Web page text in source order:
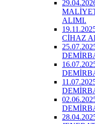
ALIMI.
CİHAZ